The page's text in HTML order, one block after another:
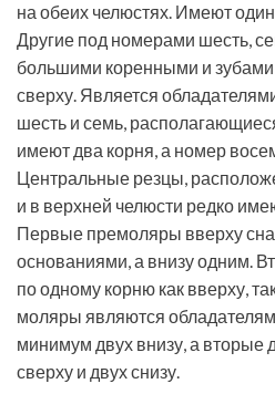
на обеих челюстях. Имеют
Другие под номерами шесть,
большими коренными и зубами
сверху. Является
шесть и семь,
имеют два корня, а номер
Центральные резцы,
и в верхней челюсти редко
Первые премоляры вверху
основаниями, а внизу одним.
по одному корню как вверху,
моляры являются
минимум двух внизу, а вторые
сверху и двух снизу.